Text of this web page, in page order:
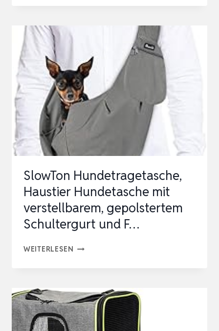
ZUSAMMENKLAPPBAREM
DECKEL
UND
SEITLICHER
ERWEITERUNG,
SlowTon Hundetragetasche,
Haustier Hundetasche mit
verstellbarem, gepolstertem
Schultergurt und F…
WEITERLESEN SLOWTON
HUNDETASCHE
MIT
VERSTELLBAREM,